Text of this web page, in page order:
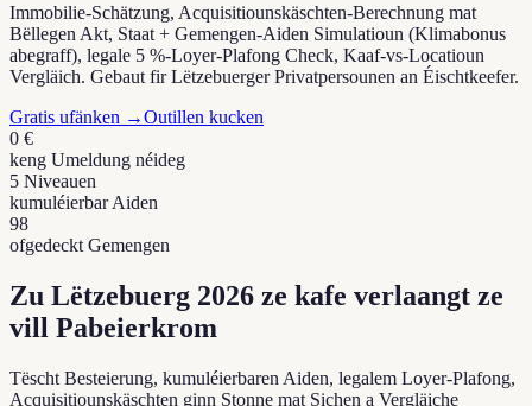
Immobilie-Schätzung, Acquisitiounskäschten-Berechnung mat
Bëllegen Akt, Staat + Gemengen-Aiden Simulatioun (Klimabonus
abegraff), legale 5 %-Loyer-Plafong Check, Kaaf-vs-Locatioun
Vergläich. Gebaut fir Lëtzebuerger Privatpersounen an Éischtkeefer.
Gratis ufänken →Outillen kucken
0 €
keng Umeldung néideg
5 Niveauen
kumuléierbar Aiden
98
ofgedeckt Gemengen
Zu Lëtzebuerg 2026 ze kafe verlaangt ze
vill Pabeierkrom
Tëscht Besteierung, kumuléierbaren Aiden, legalem Loyer-Plafong,
Acquisitiounskäschten ginn Stonne mat Sichen a Vergläiche